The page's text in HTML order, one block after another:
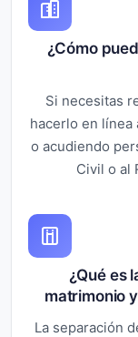
¿Cómo
Si necesitas
hacerlo en línea
o acudiendo
Civil o al
¿Qué es
matrimonio
La separación